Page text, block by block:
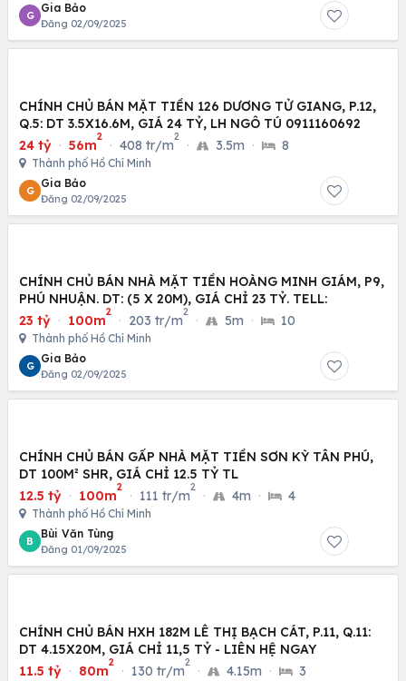
G
Gia Bảo
Đăng 02/09/2025
CHÍNH CHỦ BÁN MẶT TIỀN 126 DƯƠNG TỬ GIANG, P.12,
Q.5: DT 3.5X16.6M, GIÁ 24 TỶ, LH NGÔ TÚ 0911160692
24 tỷ · 56m
2
· 408 tr/m
2
· 3.5m · 8
Thành phố Hồ Chí Minh
G
Gia Bảo
Đăng 02/09/2025
CHÍNH CHỦ BÁN NHÀ MẶT TIỀN HOÀNG MINH GIÁM, P9,
PHÚ NHUẬN. DT: (5 X 20M), GIÁ CHỈ 23 TỶ. TELL:
23 tỷ · 100m
2
· 203 tr/m
2
· 5m · 10
Thành phố Hồ Chí Minh
G
Gia Bảo
Đăng 02/09/2025
CHÍNH CHỦ BÁN GẤP NHÀ MẶT TIỀN SƠN KỲ TÂN PHÚ,
DT 100M² SHR, GIÁ CHỈ 12.5 TỶ TL
12.5 tỷ · 100m
2
· 111 tr/m
2
· 4m · 4
Thành phố Hồ Chí Minh
B
Bùi Văn Tùng
Đăng 01/09/2025
CHÍNH CHỦ BÁN HXH 182M LÊ THỊ BẠCH CÁT, P.11, Q.11:
DT 4.15X20M, GIÁ CHỈ 11,5 TỶ - LIÊN HỆ NGAY
11.5 tỷ · 80m
2
· 130 tr/m
2
· 4.15m · 3